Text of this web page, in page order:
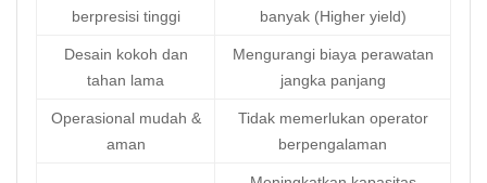
berpresisi tinggi
banyak (Higher yield)
Desain kokoh dan
tahan lama
Mengurangi biaya perawatan
jangka panjang
Operasional mudah &
aman
Tidak memerlukan operator
berpengalaman